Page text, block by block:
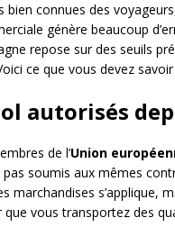
connues des
génère beaucoup
repose sur des seuils
ce que vous devez
autorisés
de l’Union
soumis aux mêmes
marchandises s’applique,
vous transportez des